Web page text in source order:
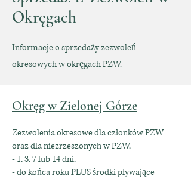
Okręgach
Informacje o sprzedaży zezwoleń
okresowych w okręgach PZW.
Okręg w Zielonej Górze
Zezwolenia okresowe dla członków PZW
oraz dla niezrzeszonych w PZW,
- 1, 3, 7 lub 14 dni,
- do końca roku PLUS środki pływające